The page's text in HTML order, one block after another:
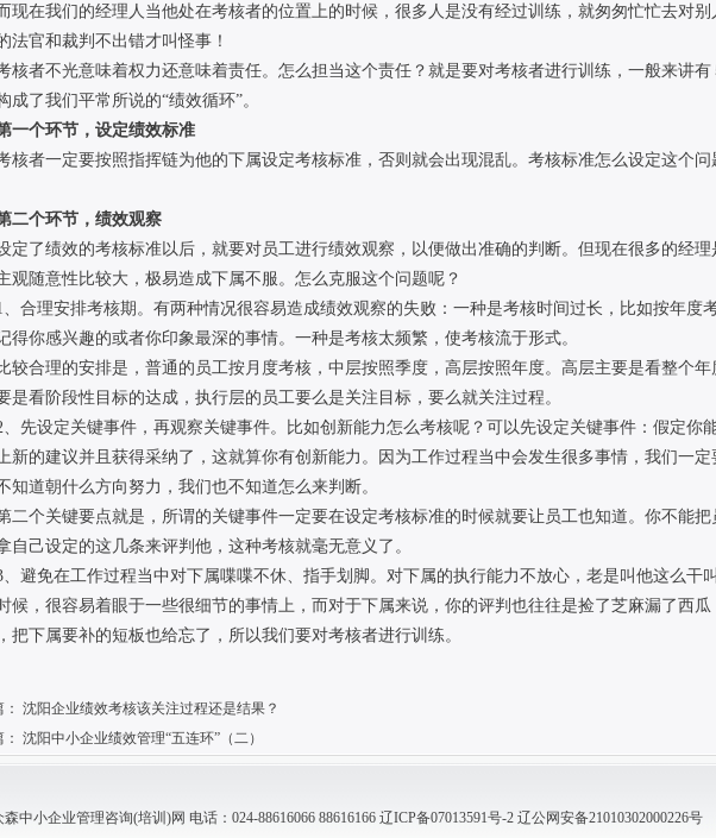
在我们的经理人当他处在考核者的位置上的时候，很多人是没有经过训练，就匆匆忙忙去对别
法官和裁判不出错才叫怪事！
者不光意味着权力还意味着责任。怎么担当这个责任？就是要对考核者进行训练，一般来讲有
成了我们平常所说的“绩效循环”。
一个环节，设定绩效标准
者一定要按照指挥链为他的下属设定考核标准，否则就会出现混乱。考核标准怎么设定这个问
二个环节，绩效观察
了绩效的考核标准以后，就要对员工进行绩效观察，以便做出准确的判断。但现在很多的经理
观随意性比较大，极易造成下属不服。怎么克服这个问题呢？
理安排考核期。有两种情况很容易造成绩效观察的失败：一种是考核时间过长，比如按年度
得你感兴趣的或者你印象最深的事情。一种是考核太频繁，使考核流于形式。
合理的安排是，普通的员工按月度考核，中层按照季度，高层按照年度。高层主要是看整个年
是看阶段性目标的达成，执行层的员工要么是关注目标，要么就关注过程。
设定关键事件，再观察关键事件。比如创新能力怎么考核呢？可以先设定关键事件：假定你
新的建议并且获得采纳了，这就算你有创新能力。因为工作过程当中会发生很多事情，我们一定
知道朝什么方向努力，我们也不知道怎么来判断。
个关键要点就是，所谓的关键事件一定要在设定考核标准的时候就要让员工也知道。你不能把
自己设定的这几条来评判他，这种考核就毫无意义了。
免在工作过程当中对下属喋喋不休、指手划脚。对下属的执行能力不放心，老是叫他这么干
候，很容易着眼于一些很细节的事情上，而对于下属来说，你的评判也往往是捡了芝麻漏了西
把下属要补的短板也给忘了，所以我们要对考核者进行训练。
沈阳企业绩效考核该关注过程还是结果？
沈阳中小企业绩效管理“五连环”（二）
中小企业管理咨询(培训)网 电话：024-88616066 88616166 辽ICP备07013591号-2辽公网安备21010302000226号